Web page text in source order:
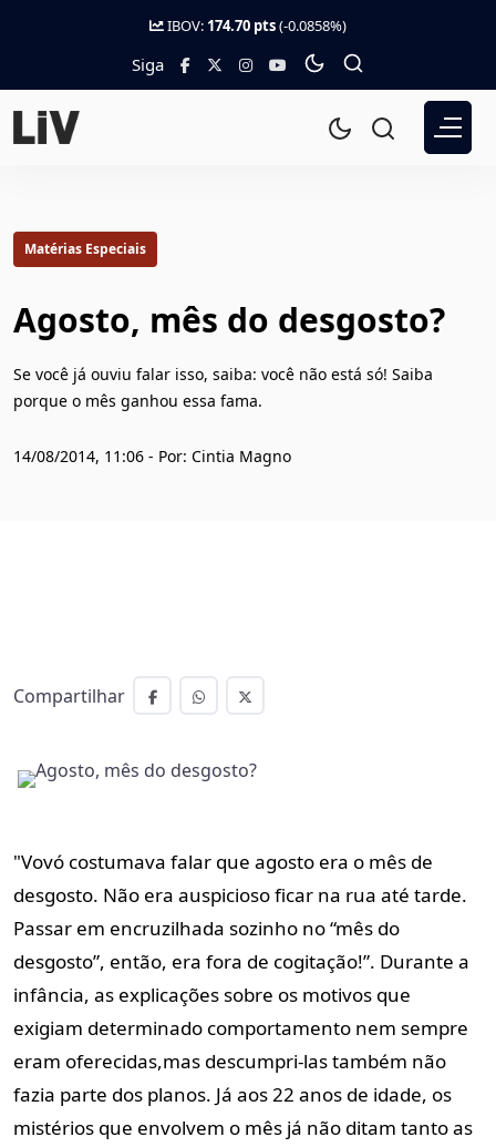
IBOV: 174.70 pts(-0.0858%)
Siga
Matérias Especiais
Agosto, mês do desgosto?
Se você já ouviu falar isso, saiba: você não está só! Saiba
porque o mês ganhou essa fama.
14/08/2014, 11:06 - Por: Cintia Magno
Compartilhar
"Vovó costumava falar que agosto era o mês de
desgosto. Não era auspicioso ficar na rua até tarde.
Passar em encruzilhada sozinho no “mês do
desgosto”, então, era fora de cogitação!”. Durante a
infância, as explicações sobre os motivos que
exigiam determinado comportamento nem sempre
eram oferecidas,mas descumpri-las também não
fazia parte dos planos. Já aos 22 anos de idade, os
mistérios que envolvem o mês já não ditam tanto as